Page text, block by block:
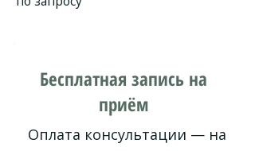
Бесплатная запись на
приём
Оплата консультации — на